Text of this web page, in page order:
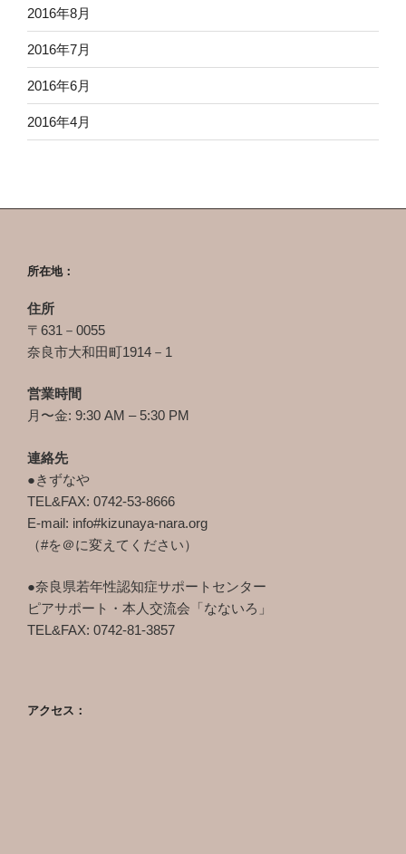
2016年8月
2016年7月
2016年6月
2016年4月
所在地：
住所
〒631－0055
奈良市大和田町1914－1
営業時間
月〜金: 9:30 AM – 5:30 PM
連絡先
●きずなや
TEL&FAX: 0742-53-8666
E-mail: info#kizunaya-nara.org
（#を＠に変えてください）
●奈良県若年性認知症サポートセンター
ピアサポート・本人交流会「なないろ」
TEL&FAX: 0742-81-3857
アクセス：